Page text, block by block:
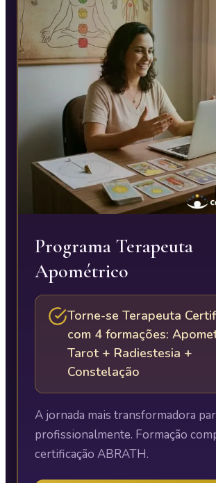
Programa Terapeuta
Apométrico
Torne-se Terapeuta
com 4 formações:
Tarot + Radiestesia +
Constelação
A jornada mais transformadora
profissionalmente. Formação
certificação ABRATH.